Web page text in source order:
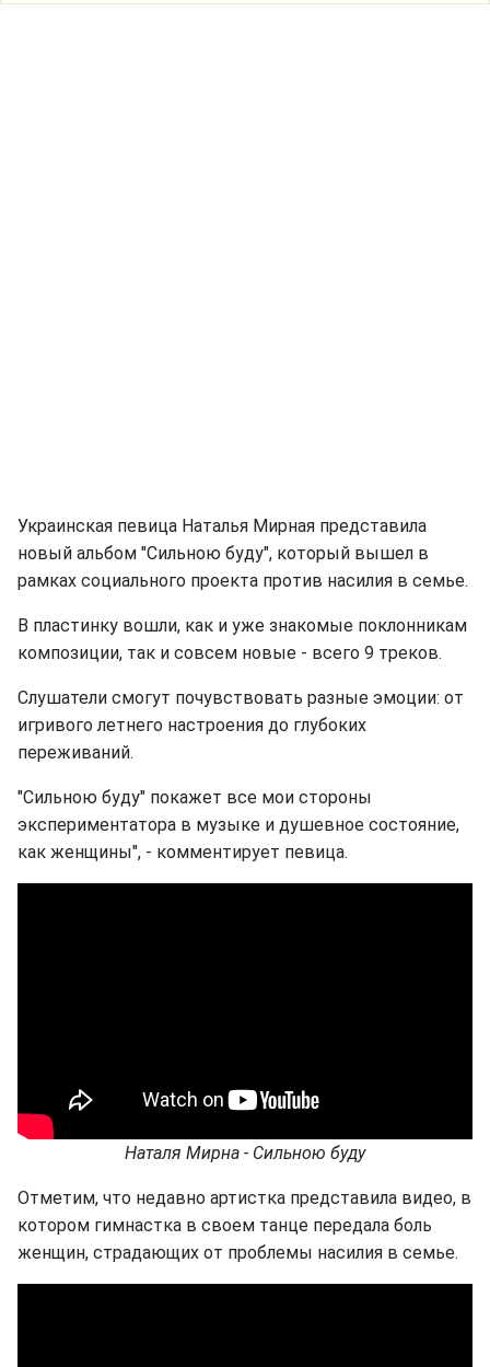
Украинская певица Наталья Мирная представила
новый альбом "Сильною буду", который вышел в
рамках социального проекта против насилия в семье.
В пластинку вошли, как и уже знакомые поклонникам
композиции, так и совсем новые - всего 9 треков.
Слушатели смогут почувствовать разные эмоции: от
игривого летнего настроения до глубоких
переживаний.
"Сильною буду" покажет все мои стороны
экспериментатора в музыке и душевное состояние,
как женщины", - комментирует певица.
Наталя Мирна - Сильною буду
Отметим, что недавно артистка представила видео, в
котором гимнастка в своем танце передала боль
женщин, страдающих от проблемы насилия в семье.